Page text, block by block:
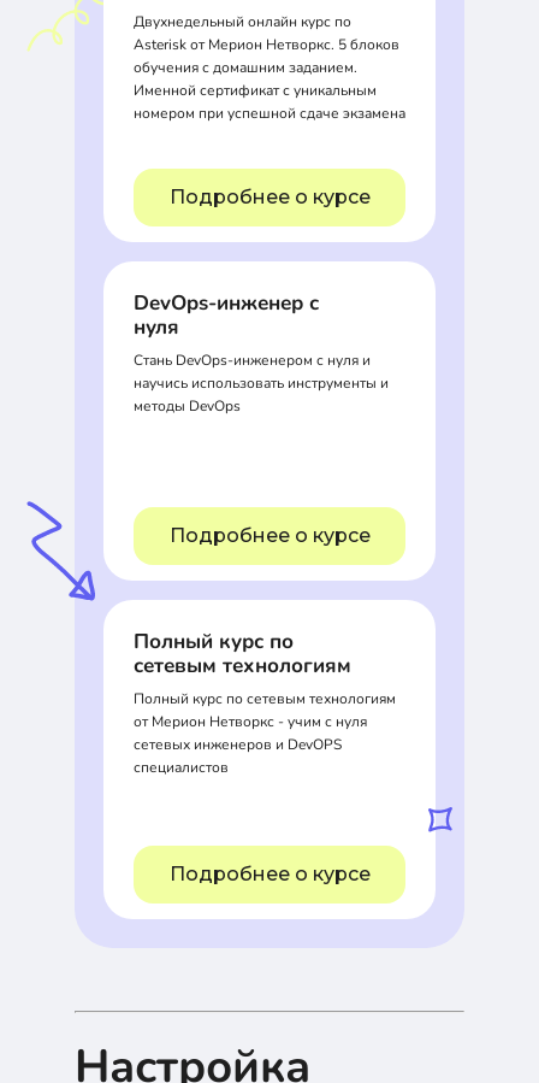
Двухнедельный онлайн курс по
Asterisk от Мерион Нетворкс. 5 блоков
обучения с домашним заданием.
Именной сертификат с уникальным
номером при успешной сдаче экзамена
Подробнее о курсе
DevOps-инженер с
нуля
Стань DevOps-инженером с нуля и
научись использовать инструменты и
методы DevOps
Подробнее о курсе
Полный курс по
сетевым технологиям
Полный курс по сетевым технологиям
от Мерион Нетворкс - учим с нуля
сетевых инженеров и DevOPS
специалистов
Подробнее о курсе
Настройка